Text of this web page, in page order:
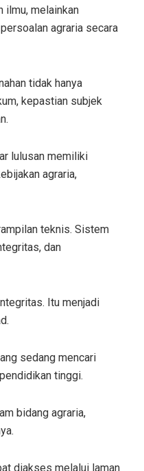
ilmu, melainkan
agraria secara
tidak hanya
kepastian subjek
lulusan memiliki
agraria,
teknis. Sistem
dan
Itu menjadi
sedang mencari
tinggi.
bidang agraria,
diakses melalui laman